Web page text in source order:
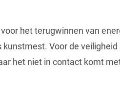
het terugwinnen van
Voor de
het niet in contact komt